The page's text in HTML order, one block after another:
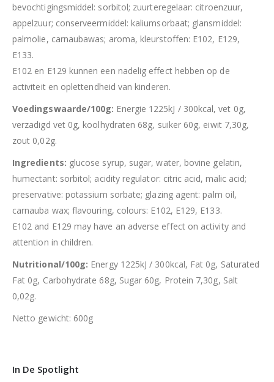
bevochtigingsmiddel: sorbitol; zuurteregelaar: citroenzuur,
appelzuur; conserveermiddel: kaliumsorbaat; glansmiddel:
palmolie, carnaubawas; aroma, kleurstoffen: E102, E129,
E133.
E102 en E129 kunnen een nadelig effect hebben op de
activiteit en oplettendheid van kinderen.
Voedingswaarde/100g: Energie 1225kJ / 300kcal, vet 0g,
verzadigd vet 0g, koolhydraten 68g, suiker 60g, eiwit 7,30g,
zout 0,02g.
Ingredients: glucose syrup, sugar, water, bovine gelatin,
humectant: sorbitol; acidity regulator: citric acid, malic acid;
preservative: potassium sorbate; glazing agent: palm oil,
carnauba wax; flavouring, colours: E102, E129, E133.
E102 and E129 may have an adverse effect on activity and
attention in children.
Nutritional/100g: Energy 1225kJ / 300kcal, Fat 0g, Saturated
Fat 0g, Carbohydrate 68g, Sugar 60g, Protein 7,30g, Salt
0,02g.
Netto gewicht: 600g
In De Spotlight